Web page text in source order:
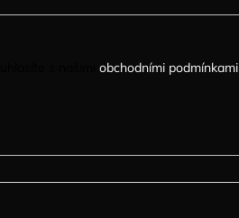
obchodními podmínkami.